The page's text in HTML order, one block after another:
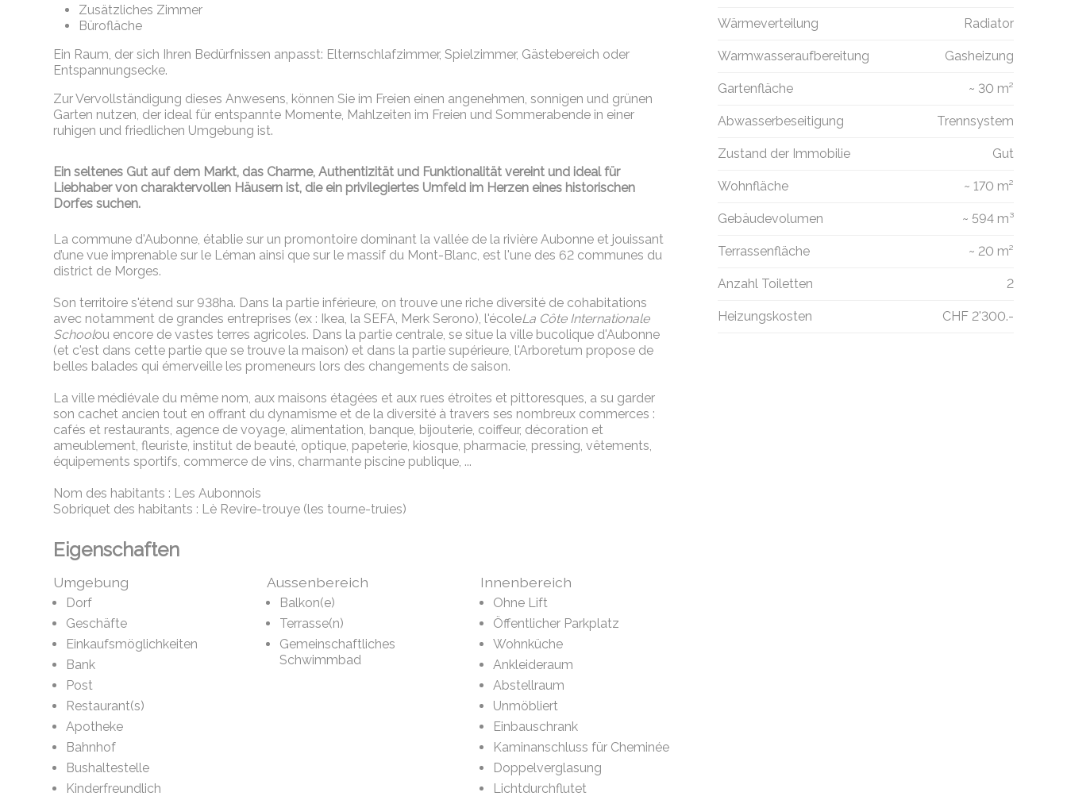
Zusätzliches Zimmer
Bürofläche
Ein Raum, der sich Ihren Bedürfnissen anpasst: Elternschlafzimmer, Spielzimmer, Gästebereich oder
Entspannungsecke.
Zur Vervollständigung dieses Anwesens, können Sie im Freien einen angenehmen, sonnigen und grünen
Garten nutzen, der ideal für entspannte Momente, Mahlzeiten im Freien und Sommerabende in einer
ruhigen und friedlichen Umgebung ist.
Ein seltenes Gut auf dem Markt, das Charme, Authentizität und Funktionalität vereint und ideal für
Liebhaber von charaktervollen Häusern ist, die ein privilegiertes Umfeld im Herzen eines historischen
Dorfes suchen.
La commune d'Aubonne, établie sur un promontoire dominant la vallée de la rivière Aubonne et jouissant
d’une vue imprenable sur le Léman ainsi que sur le massif du Mont-Blanc, est l'une des 62 communes du
district de Morges.
Son territoire s'étend sur 938ha. Dans la partie inférieure, on trouve une riche diversité de cohabitations
avec notamment de grandes entreprises (ex : Ikea, la SEFA, Merk Serono), l'écoleLa Côte Internationale
Schoolou encore de vastes terres agricoles. Dans la partie centrale, se situe la ville bucolique d'Aubonne
(et c'est dans cette partie que se trouve la maison) et dans la partie supérieure, l'Arboretum propose de
belles balades qui émerveille les promeneurs lors des changements de saison.
La ville médiévale du même nom, aux maisons étagées et aux rues étroites et pittoresques, a su garder
son cachet ancien tout en offrant du dynamisme et de la diversité à travers ses nombreux commerces :
cafés et restaurants, agence de voyage, alimentation, banque, bijouterie, coiffeur, décoration et
ameublement, fleuriste, institut de beauté, optique, papeterie, kiosque, pharmacie, pressing, vêtements,
équipements sportifs, commerce de vins, charmante piscine publique, ...
Nom des habitants : Les Aubonnois
Sobriquet des habitants : Lè Revire-trouye (les tourne-truies)
Eigenschaften
Umgebung
Dorf
Geschäfte
Einkaufsmöglichkeiten
Bank
Post
Restaurant(s)
Apotheke
Bahnhof
Bushaltestelle
Kinderfreundlich
Aussenbereich
Balkon(e)
Terrasse(n)
Gemeinschaftliches
Schwimmbad
Innenbereich
Ohne Lift
Öffentlicher Parkplatz
Wohnküche
Ankleideraum
Abstellraum
Unmöbliert
Einbauschrank
Kaminanschluss für Cheminée
Doppelverglasung
Lichtdurchflutet
Wärmeverteilung Radiator
Warmwasseraufbereitung Gasheizung
Gartenfläche ~ 30 m²
Abwasserbeseitigung Trennsystem
Zustand der Immobilie Gut
Wohnfläche ~ 170 m²
Gebäudevolumen ~ 594 m³
Terrassenfläche ~ 20 m²
Anzahl Toiletten 2
Heizungskosten CHF 2'300.-